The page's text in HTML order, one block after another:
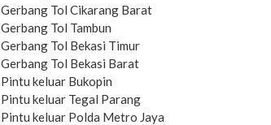
Gerbang Tol Cikarang Barat
Gerbang Tol Tambun
Gerbang Tol Bekasi Timur
Gerbang Tol Bekasi Barat
Pintu keluar Bukopin
Pintu keluar Tegal Parang
Pintu keluar Polda Metro Jaya